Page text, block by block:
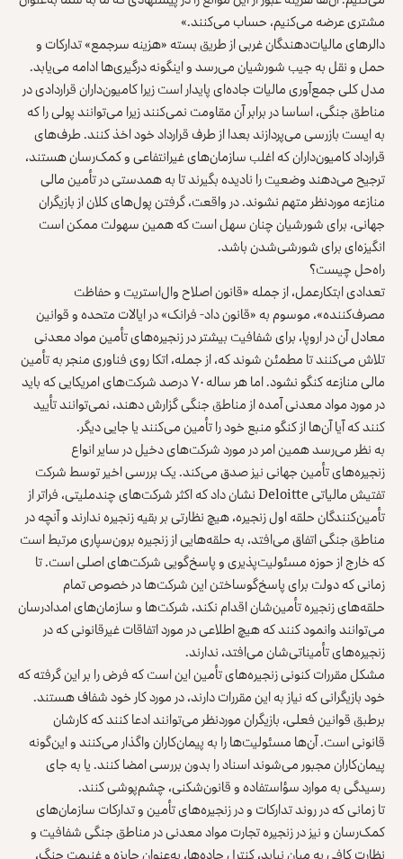
مشتری عرضه می‌کنیم، حساب می‌کنند.»
دالرهای مالیات‌دهندگان غربی از طریق بسته «هزینه سرجمع» تدارکات و
حمل و نقل به جیب شورشیان می‌رسد و اینگونه درگیری‌ها ادامه می‌یابد.
مدل کلی جمع‌آوری مالیات جاده‌ای پایدار است زیرا کامیون‌داران قراردادی در
مناطق جنگی، اساسا در برابر آن مقاومت نمی‌کنند زیرا می‌توانند پولی را که
به ایست بازرسی می‌پردازند بعدا از طرف قرارداد خود اخذ کنند. طرف‌های
قرارداد کامیون‌داران که اغلب سازمان‌های غیرانتفاعی و کمک‌رسان هستند،
ترجیح می‌دهند وضعیت را نادیده بگیرند تا به همدستی در تأمین مالی
منازعه موردنظر متهم نشوند. در واقعت، گرفتن پول‌های کلان از بازیگران
جهانی، برای شورشیان چنان سهل است که همین سهولت ممکن است
انگیزه‌ای برای شورشی‌شدن باشد.
راه‌حل چیست؟
تعدادی ابتکارعمل، از جمله «قانون اصلاح وال‌استریت و حفاظت
مصرف‌کننده»، موسوم به «قانون داد- فرانک» در ایالات متحده و قوانین
معادل آن دراروپا، برای شفافیت‌ بیشتر در زنجیره‌های تأمین مواد معدنی
تلاش می‌کنند تا مطمئن شوند که، از جمله، اتکا روی فناوری منجر به تأمین
مالی منازعه کنگو نشود. اماهر ساله ۷۰ درصد شرکت‌های امریکایی
که باید
در مورد مواد معدنی آمده از مناطق جنگی گزارش دهند، نمی‌توانند تأیید
کنند که آیا آن‌ها از کنگو منبع خود را تأمین می‌کنند یا جایی دیگر.
به نظر می‌رسد همین امر در مورد شرکت‌های دخیل در سایر انواع
زنجیره‌های تأمین جهانی نیز صدق می‌کند. یک بررسی اخیر توسط شرکت
تفتیش مالیاتیDeloitteنشان داد که اکثر شرکت‌های چندملیتی، فراتر از
تأمین‌کنندگان حلقه اول زنجیره، هیچ نظارتی بر بقیه زنجیره ندارند و آنچه در
مناطق جنگی اتفاق می‌افتد، به حلقه‌هایی از زنجیره برون‌سپاری مرتبط است
که خارج از حوزه مسئولیت‌پذیری و پاسخ‌گویی شرکت‌های اصلی است. تا
زمانی که دولت برای پاسخ‌گوساختن این شرکت‌ها در خصوص تمام
حلقه‌های زنجیره‌ تأمین‌شان اقدام نکند، شرکت‌ها و سازمان‌های امدادرسان
می‌توانند وانمود کنند که هیچ اطلاعی در مورد اتفاقات غیرقانونی که در
زنجیره‌های تأمیناتی‌شان می‌افتد، ندارند.
مشکل مقررات کنونی زنجیره‌های تأمین این است که فرض را بر این گرفته که
خود بازیگرانی که نیاز به این مقررات دارند، در مورد کار خود شفاف هستند.
برطبق قوانین فعلی، بازیگران موردنظر می‌توانند ادعا کنند که کارشان
قانونی است. آن‌ها مسئولیت‌ها را به پیمان‌کاران واگذار می‌کنند و این‌گونه
پیمان‌کاران مجبور می‌شوند اسناد را بدون بررسی امضا کنند. یا به جای
رسیدگی به موارد سؤاستفاده و قانون‌شکنی، چشم‌پوشی کنند.
تا زمانی که در روند تدارکات و در زنجیره‌های تأمین و تدارکات سازمان‌های
کمک‌رسان و نیز در زنجیره تجارت مواد معدنی در مناطق جنگی شفافیت و